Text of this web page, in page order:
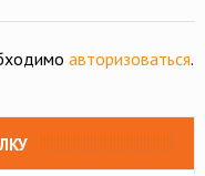
авторизоваться.